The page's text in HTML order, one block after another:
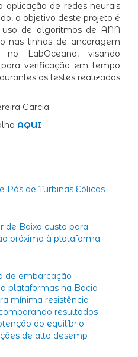
aplicação de redes neurais
o objetivo deste projeto é
de algoritmos de ANN
nas linhas de ancoragem
no LabOceano, visando
verificação em tempo
os testes realizados
Garcia
AQUI.
Pás de Turbinas Eólicas
de Baixo custo para
próxima à plataforma
de embarcação
plataformas na Bacia
mínima resistência
resultados
do equilíbrio
de alto desemp